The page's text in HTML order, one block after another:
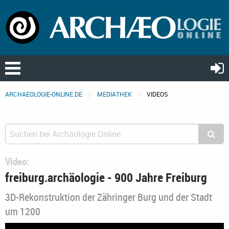
ARCHAEOLOGIE-ONLINE.DE MEDIATHEK VIDEOS
Video:
freiburg.archäologie - 900 Jahre Freiburg
3D-Rekonstruktion der Zähringer Burg und der Stadt
um 1200